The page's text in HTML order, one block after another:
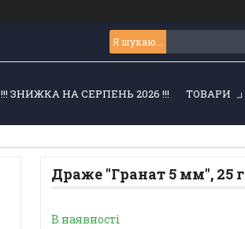
!!! ЗНИЖКА НА СЕРПЕНЬ 2026 !!! ТОВАРИ
Драже "Гранат 5 мм", 25 г
В наявності